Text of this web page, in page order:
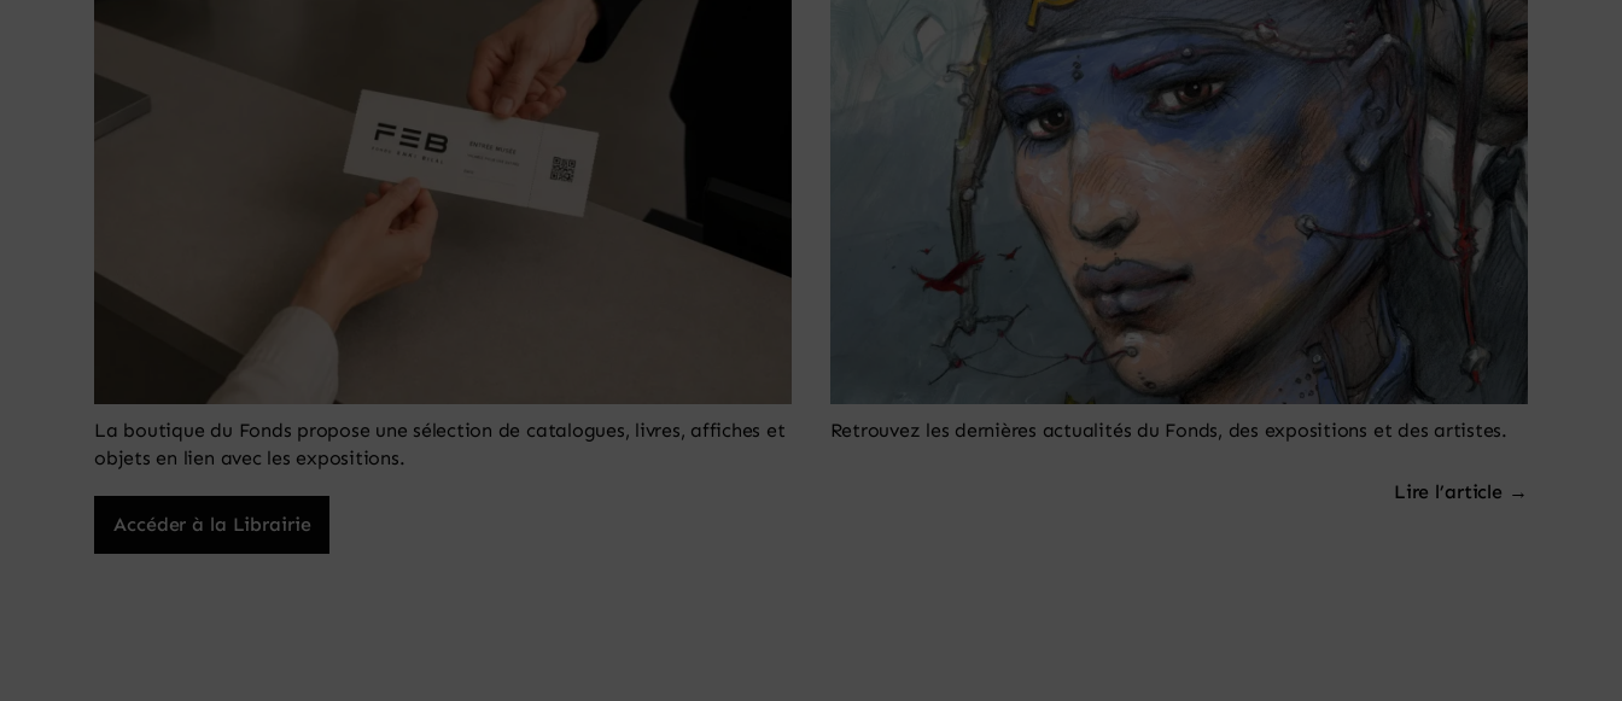
La boutique du Fonds propose une sélection de catalogues, livres, affiches et
objets en lien avec les expositions.
Accéder à la Librairie
Retrouvez les dernières actualités du Fonds, des expositions et des artistes.
Lire l’article →